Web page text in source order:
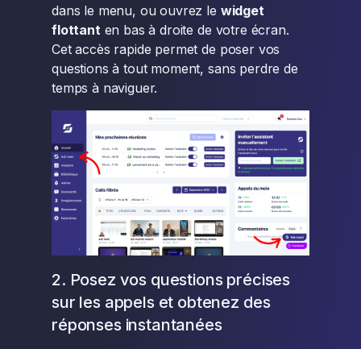
dans le menu, ou ouvrez le widget
flottanten bas à droite de votre écran.
Cet accès rapide permet de poser vos
questions à tout moment, sans perdre de
temps à naviguer.
2. Posez vos questions précises
sur les appels et obtenez des
réponses instantanées